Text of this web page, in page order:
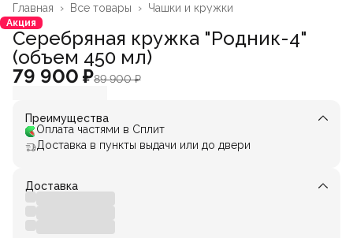
Чашки и кружки
Все товары ›
Главная ›
Акция
Серебряная кружка "Родник-4"
(объем 450 мл)
79 900 ₽89 900 ₽
Преимущества
Оплата частями в Сплит
Доставка в пункты выдачи или до двери
Доставка